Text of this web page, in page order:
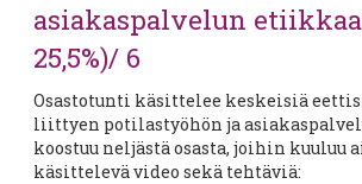
asiakaspalvelun etiikkaa
25,5%)/ 6
Osastotunti käsittelee keskeisiä
liittyen potilastyöhön ja
koostuu neljästä osasta, joihin kuuluu
käsittelevä video sekä tehtäviä: